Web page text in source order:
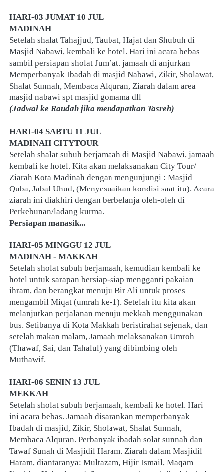
HARI-03 JUMAT 10 JUL
MADINAH
Setelah shalat Tahajjud, Taubat, Hajat dan Shubuh di
Masjid Nabawi, kembali ke hotel. Hari ini acara bebas
sambil persiapan sholat Jum’at. jamaah di anjurkan
Memperbanyak Ibadah di masjid Nabawi, Zikir, Sholawat,
Shalat Sunnah, Membaca Alquran, Ziarah dalam area
masjid nabawi spt masjid gomama dll
(Jadwal ke Raudah jika mendapatkan Tasreh)
HARI-04 SABTU 11 JUL
MADINAH CITYTOUR
Setelah shalat subuh berjamaah di Masjid Nabawi, jamaah
kembali ke hotel. Kita akan melaksanakan City Tour/
Ziarah Kota Madinah dengan mengunjungi : Masjid
Quba, Jabal Uhud, (Menyesuaikan kondisi saat itu). Acara
ziarah ini diakhiri dengan berbelanja oleh-oleh di
Perkebunan/ladang kurma.
Persiapan manasik...
HARI-05 MINGGU 12 JUL
MADINAH - MAKKAH
Setelah sholat subuh berjamaah, kemudian kembali ke
hotel untuk sarapan bersiap-siap mengganti pakaian
ihram, dan berangkat menuju Bir Ali untuk proses
mengambil Miqat (umrah ke-1). Setelah itu kita akan
melanjutkan perjalanan menuju mekkah menggunakan
bus. Setibanya di Kota Makkah beristirahat sejenak, dan
setelah makan malam, Jamaah melaksanakan Umroh
(Thawaf, Sai, dan Tahalul) yang dibimbing oleh
Muthawif.
HARI-06 SENIN 13 JUL
MEKKAH
Setelah sholat subuh berjamaah, kembali ke hotel. Hari
ini acara bebas. Jamaah disarankan memperbanyak
Ibadah di masjid, Zikir, Sholawat, Shalat Sunnah,
Membaca Alquran. Perbanyak ibadah solat sunnah dan
Tawaf Sunah di Masjidil Haram. Ziarah dalam Masjidil
Haram, diantaranya: Multazam, Hijir Ismail, Maqam